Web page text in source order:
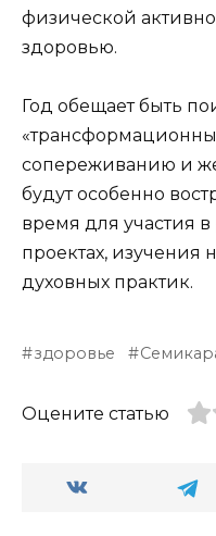
физической
здоровью.
Год обещает быть
сопереживанию и
будут особенно
время для участия
проектах, изучения
духовных практик.
здоровье
Оцените статью